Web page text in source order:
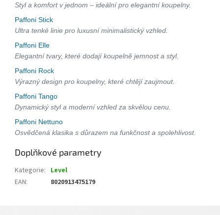
Styl a komfort v jednom – ideální pro elegantní koupelny.
Paffoni Stick
Ultra tenké linie pro luxusní minimalistický vzhled.
Paffoni Elle
Elegantní tvary, které dodají koupelně jemnost a styl.
Paffoni Rock
Výrazný design pro koupelny, které chtějí zaujmout.
Paffoni Tango
Dynamický styl a moderní vzhled za skvělou cenu.
Paffoni Nettuno
Osvědčená klasika s důrazem na funkčnost a spolehlivost.
Doplňkové parametry
Kategorie: Level
EAN: 8020913475179